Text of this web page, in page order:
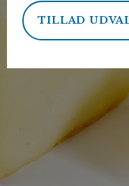
TILLAD